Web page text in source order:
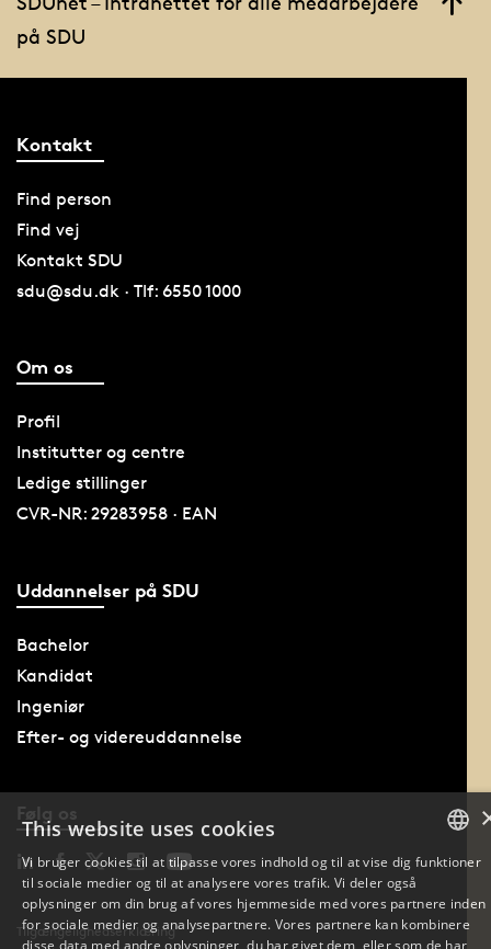
på SDU
Kontakt
Find person
Find vej
Kontakt SDU
sdu@sdu.dk · Tlf: 6550 1000
Om os
Profil
Institutter og centre
Ledige stillinger
CVR-NR: 29283958 · EAN
Uddannelser på SDU
Bachelor
Kandidat
Ingeniør
Efter- og videreuddannelse
Følg os
Tilgængelighedserklæring DANISH
This website uses cookies
Vi bruger cookies til at tilpasse vores indhold og til at vise dig funktioner
til sociale medier og til at analysere vores trafik. Vi deler også
oplysninger om din brug af vores hjemmeside med vores partnere inden
for sociale medier og analysepartnere. Vores partnere kan kombinere
disse data med andre oplysninger, du har givet dem, eller som de har